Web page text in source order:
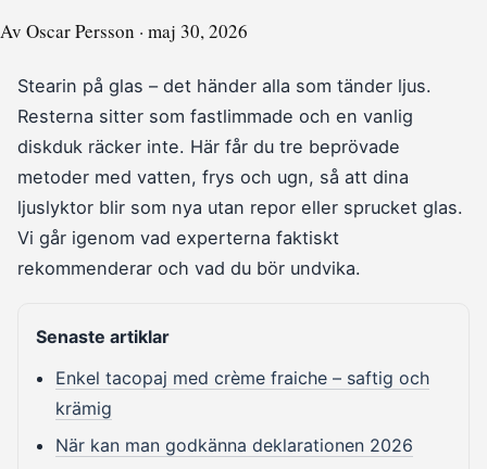
Av Oscar Persson · maj 30, 2026
Stearin på glas – det händer alla som tänder ljus.
Resterna sitter som fastlimmade och en vanlig
diskduk räcker inte. Här får du tre beprövade
metoder med vatten, frys och ugn, så att dina
ljuslyktor blir som nya utan repor eller sprucket glas.
Vi går igenom vad experterna faktiskt
rekommenderar och vad du bör undvika.
Senaste artiklar
Enkel tacopaj med crème fraiche – saftig och
krämig
När kan man godkänna deklarationen 2026